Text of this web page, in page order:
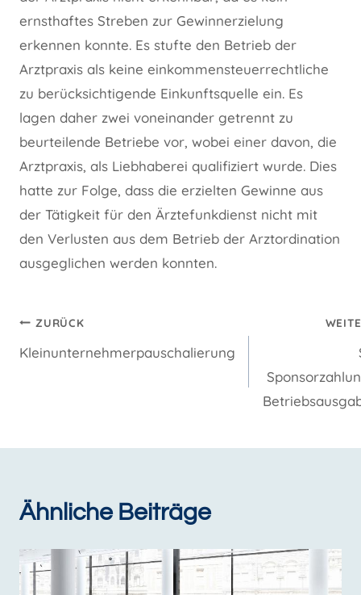
ernsthaftes Streben zur Gewinnerzielung
erkennen konnte. Es stufte den Betrieb der
Arztpraxis als keine einkommensteuerrechtliche
zu berücksichtigende Einkunftsquelle ein. Es
lagen daher zwei voneinander getrennt zu
beurteilende Betriebe vor, wobei einer davon, die
Arztpraxis, als Liebhaberei qualifiziert wurde. Dies
hatte zur Folge, dass die erzielten Gewinne aus
der Tätigkeit für den Ärztefunkdienst nicht mit
den Verlusten aus dem Betrieb der Arztordination
ausgeglichen werden konnten.
Beitragsnavigation
ZURÜCK
Kleinunternehmerpauschalierung
Ähnliche Beiträge